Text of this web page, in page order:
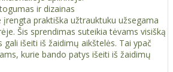
ir dizainas
įrengta praktiška užtrauktuku užsegama
Šis sprendimas suteikia tėvams visišką
išeiti iš žaidimų aikštelės. Tai ypač
kurie bando patys išeiti iš žaidimų